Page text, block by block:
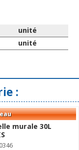
unité
unité
:
murale 30L